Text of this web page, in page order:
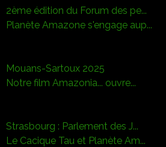
2ème édition du Forum des pe...
Planète Amazone s'engage aup...
Mouans-Sartoux 2025
Notre film Amazonia... ouvre...
Strasbourg : Parlement des J...
Le Cacique Tau et Planète Am...